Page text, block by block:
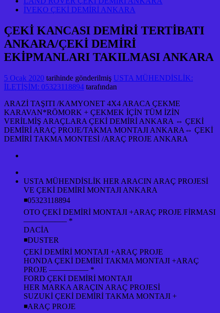
İVEKO ÇEKİ DEMİRİ ANKARA
ÇEKİ KANCASI DEMİRİ TERTİBATI
ANKARA/ÇEKİ DEMİRİ
EKİPMANLARI TAKILMASI ANKARA
5 Ocak 2020 tarihinde gönderilmiş USTA MÜHENDİSLİK:
İLETİŞİM: 05323118894 tarafından
ARAZİ TAŞITI /KAMYONET 4X4 ARACA ÇEKME
KARAVAN*RÖMORK + ÇEKMEK İÇİN TÜM İZİN
VERİLMİŞ ARAÇLARA ÇEKİ DEMİRİ ANKARA ⇔ ÇEKİ
DEMİRİ ARAÇ PROJE/TAKMA MONTAJI ANKARA⇔ ÇEKİ
DEMİRİ TAKMA MONTESİ /ARAÇ PROJE ANKARA
USTA MÜHENDİSLİK HER ARACIN ARAÇ PROJESİ
VE ÇEKİ DEMİRİ MONTAJI ANKARA
◾05323118894
OTO ÇEKİ DEMİRİ MONTAJI +ARAÇ PROJE FİRMASI
—————– *
DACİA
◾DUSTER
ÇEKİ DEMİRİ MONTAJI +ARAÇ PROJE
HONDA ÇEKİ DEMİRİ TAKMA MONTAJI +ARAÇ
PROJE ————— *
FORD ÇEKİ DEMİRİ MONTAJI
HER MARKA ARAÇIN ARAÇ PROJESİ
SUZUKİ ÇEKİ DEMİRİ TAKMA MONTAJI +
◾ARAÇ PROJE